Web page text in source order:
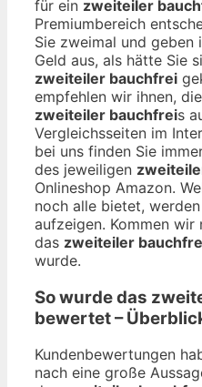
für ein zweiteiler
Premiumbereich
Sie zweimal und
Geld aus, als hätte Sie
zweiteiler bauchfrei
empfehlen wir ihnen,
zweiteiler bauchfreis
Vergleichsseiten im
bei uns finden Sie
des jeweiligen
Onlineshop Amazon.
noch alle bietet,
aufzeigen. Kommen wir
das zweiteiler
wurde.
So wurde das
bewertet –
Kundenbewertungen
nach eine große